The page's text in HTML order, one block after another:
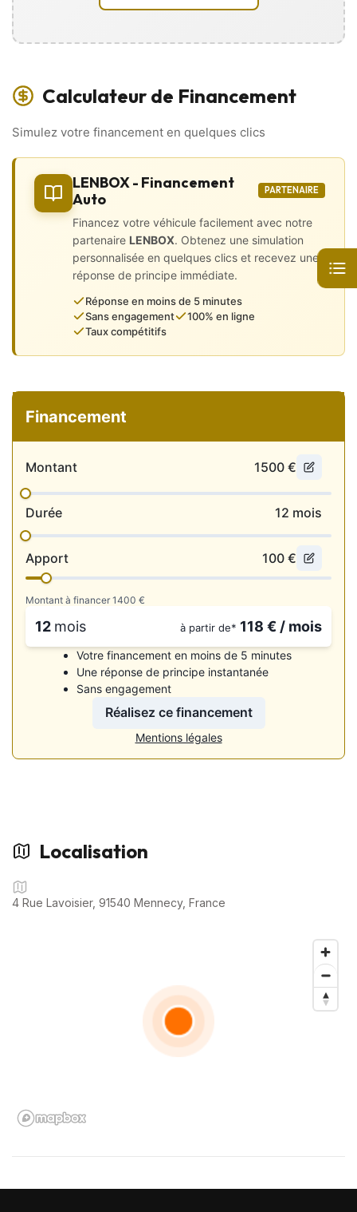
• Lunette arrière dégivrante
• Peinture métallisée
• Rétroviseurs électriques, dégivrants
• Sorties d’échappement chromées
🎨 Intérieur Haut de Gamme 🎨
• 4 vitres électriques
• Accoudoirs central avant et arrière
• Banquette 1/3 – 2/3
• Ciel de pavillon noir
• Climatisation automatique bizone
• Direction assistée
• GPS intégré
• Intérieur tout cuir
• Kit téléphone mains libres
• Ordinateur de bord
• Pédalier alu
• Prise audio USB et auxiliaires
• Régulateur de vitesse et limiteur
• Vitres arrière surteintées
• Volant 3 branches en cuir, à partie inférieure plate,
• Feux de jour LED et antibrouillard
• Essuie-glaces automatiques
Véhicule 100 % Français, carnet d’entretien et factures
🔹 Livraison à domicile possible
Calculateur de Financement
Simulez votre financement en quelques clics
LENBOX - Financement
Auto
PARTENAIRE
Financez votre véhicule facilement avec notre
partenaire LENBOX. Obtenez une simulation
personnalisée en quelques clics et recevez une
réponse de principe immédiate.
Réponse en moins de 5 minutes
Sans engagement
100% en ligne
Taux compétitifs
Financement
Montant 1500 €
Durée 12 mois
Apport 100 €
Montant à financer 1400 €
12 mois à partir de* 118 € / mois
Votre financement en moins de 5 minutes
Une réponse de principe instantanée
Sans engagement
Réalisez ce financement
Mentions légales
Localisation
4 Rue Lavoisier, 91540 Mennecy, France